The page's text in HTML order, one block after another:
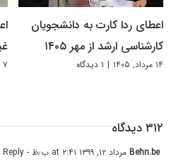
اعطای ردا کارت به دانشجویان
کارشناسی ارشد از مهر ۱۴۰۵
۱۴ مرداد, ۱۴۰۵ | ۱ دیدگاه ۷ مرداد, ۱۴۰۵
۳۱۲ دیدگاه
Behn.beمرداد ۱۲, ۱۳۹۹ at ۲:۴۱ ب٫ظ - Reply